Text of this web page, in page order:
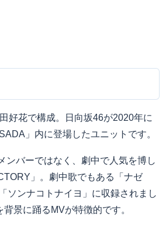
好花で構成。日向坂46が2020年に
」内に登場したユニットです。
ンバーではなく、劇中で人気を博し
」。劇中歌でもある「ナゼ
ソンナコトナイヨ」に収録されまし
景に踊るMVが特徴的です。